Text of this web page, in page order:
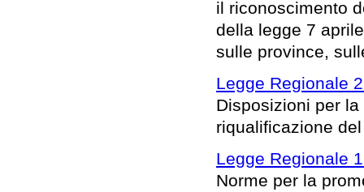
il riconoscimento
della legge 7
sulle province,
Legge Regionale
Disposizioni per
riqualificazione
Legge Regionale
Norme per la